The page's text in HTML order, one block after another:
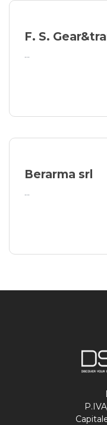
F. S.
...
Berarma srl
...